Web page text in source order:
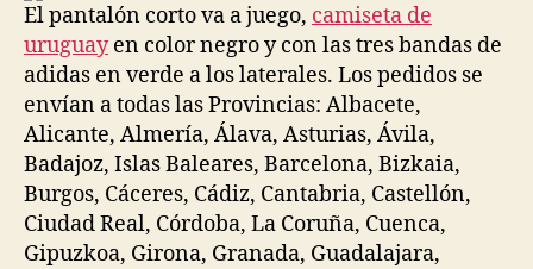
El pantalón corto va a juego, camiseta de
uruguayen color negro y con las tres bandas de
adidas en verde a los laterales. Los pedidos se
envían a todas las Provincias: Albacete,
Alicante, Almería, Álava, Asturias, Ávila,
Badajoz, Islas Baleares, Barcelona, Bizkaia,
Burgos, Cáceres, Cádiz, Cantabria, Castellón,
Ciudad Real, Córdoba, La Coruña, Cuenca,
Gipuzkoa, Girona, Granada, Guadalajara,